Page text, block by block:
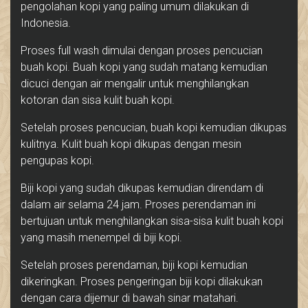
pengolahan kopi yang paling umum dilakukan di
Indonesia.
Proses full wash dimulai dengan proses pencucian
buah kopi. Buah kopi yang sudah matang kemudian
dicuci dengan air mengalir untuk menghilangkan
kotoran dan sisa kulit buah kopi.
Setelah proses pencucian, buah kopi kemudian dikupas
kulitnya. Kulit buah kopi dikupas dengan mesin
pengupas kopi.
Biji kopi yang sudah dikupas kemudian direndam di
dalam air selama 24 jam. Proses perendaman ini
bertujuan untuk menghilangkan sisa-sisa kulit buah kopi
yang masih menempel di biji kopi.
Setelah proses perendaman, biji kopi kemudian
dikeringkan. Proses pengeringan biji kopi dilakukan
dengan cara dijemur di bawah sinar matahari.